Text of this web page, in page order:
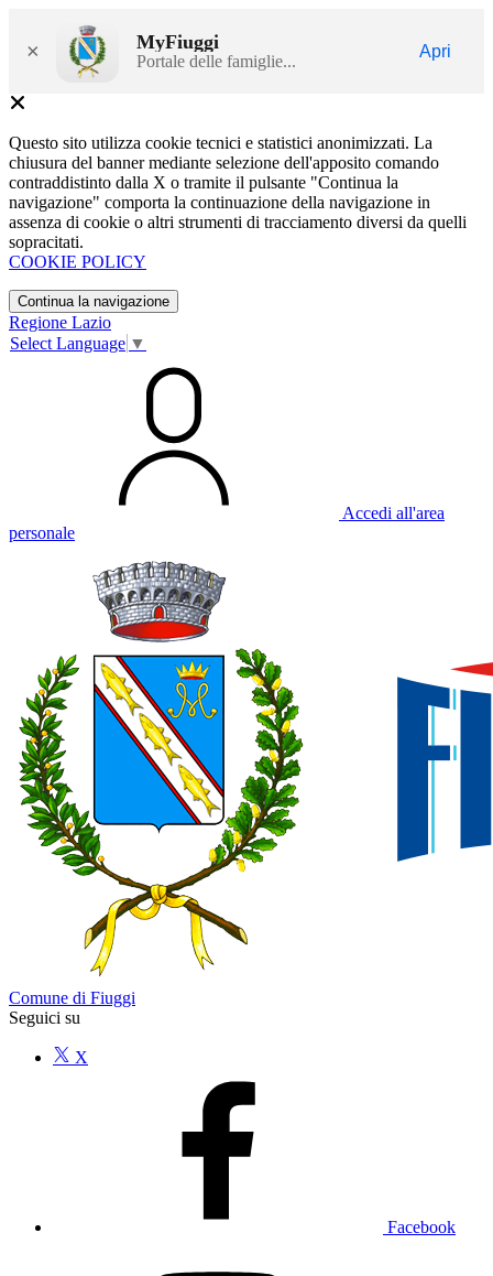
× MyFiuggi
Portale delle famiglie...
Apri
Questo sito utilizza cookie tecnici e statistici anonimizzati. La
chiusura del banner mediante selezione dell'apposito comando
contraddistinto dalla X o tramite il pulsante "Continua la
navigazione" comporta la continuazione della navigazione in
assenza di cookie o altri strumenti di tracciamento diversi da quelli
sopracitati.
COOKIE POLICY
Continua la navigazione
Regione Lazio
Select Language ▼
Accedi all'area
personale
Comune di Fiuggi
Seguici su
X
Facebook